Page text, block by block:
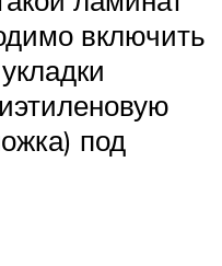
включить
под